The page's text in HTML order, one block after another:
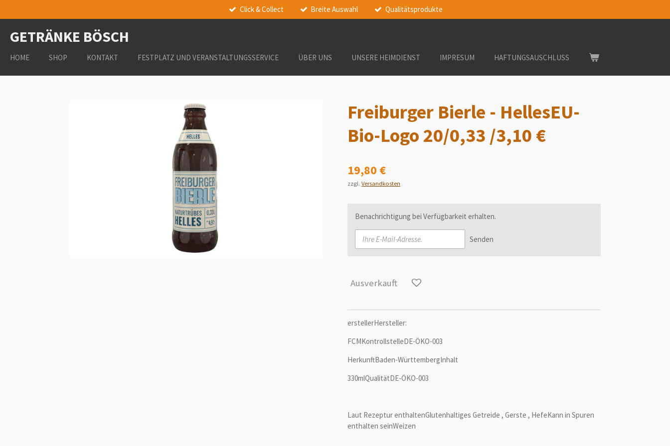
Hauptinhalt
springen
Click & Collect Breite Auswahl Qualitätsprodukte
GETRÄNKE BÖSCH
HOME SHOP KONTAKT FESTPLATZ UND VERANSTALTUNGSSERVICE ÜBER UNS UNSERE HEIMDIENST IMPRESUM HAFTUNGSAUSCHLUSS
Freiburger Bierle - HellesEU-
Bio-Logo 20/0,33 /3,10 €
19,80 €
zzgl. Versandkosten
Benachrichtigung bei Verfügbarkeit erhalten.
Senden
Ausverkauft
erstellerHersteller:
FCMKontrollstelleDE-ÖKO-003
HerkunftBaden-WürttembergInhalt
330mlQualitätDE-ÖKO-003
Laut Rezeptur enthaltenGlutenhaltiges Getreide , Gerste , HefeKann in Spuren
enthalten seinWeizen